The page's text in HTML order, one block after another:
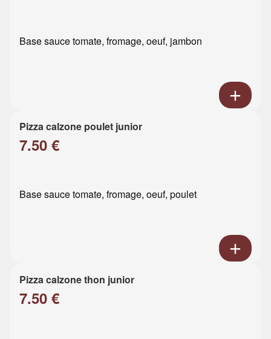
Base sauce tomate, fromage, oeuf, jambon
Pizza calzone poulet junior
7.50 €
Base sauce tomate, fromage, oeuf, poulet
Pizza calzone thon junior
7.50 €